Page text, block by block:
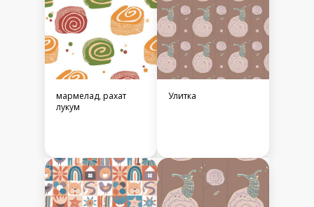
мармелад, рахат
лукум
Улитка